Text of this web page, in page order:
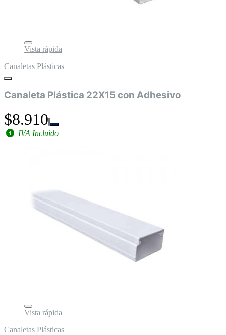
Vista rápida
Canaletas Plásticas
Canaleta Plástica 22X15 con Adhesivo
$8.910
IVA Incluido
Vista rápida
Canaletas Plásticas